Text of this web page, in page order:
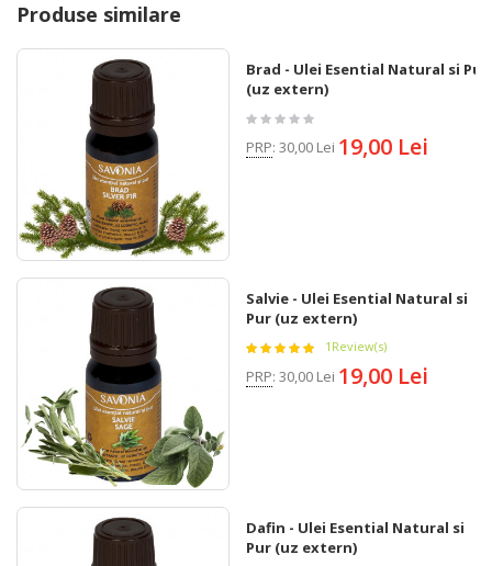
Produse similare
Brad - Ulei Esential Natural si Pur
(uz extern)
PRP: 30,00 Lei 19,00 Lei
Salvie - Ulei Esential Natural si
Pur (uz extern)
1 Review(s)
PRP: 30,00 Lei 19,00 Lei
Dafin - Ulei Esential Natural si
Pur (uz extern)